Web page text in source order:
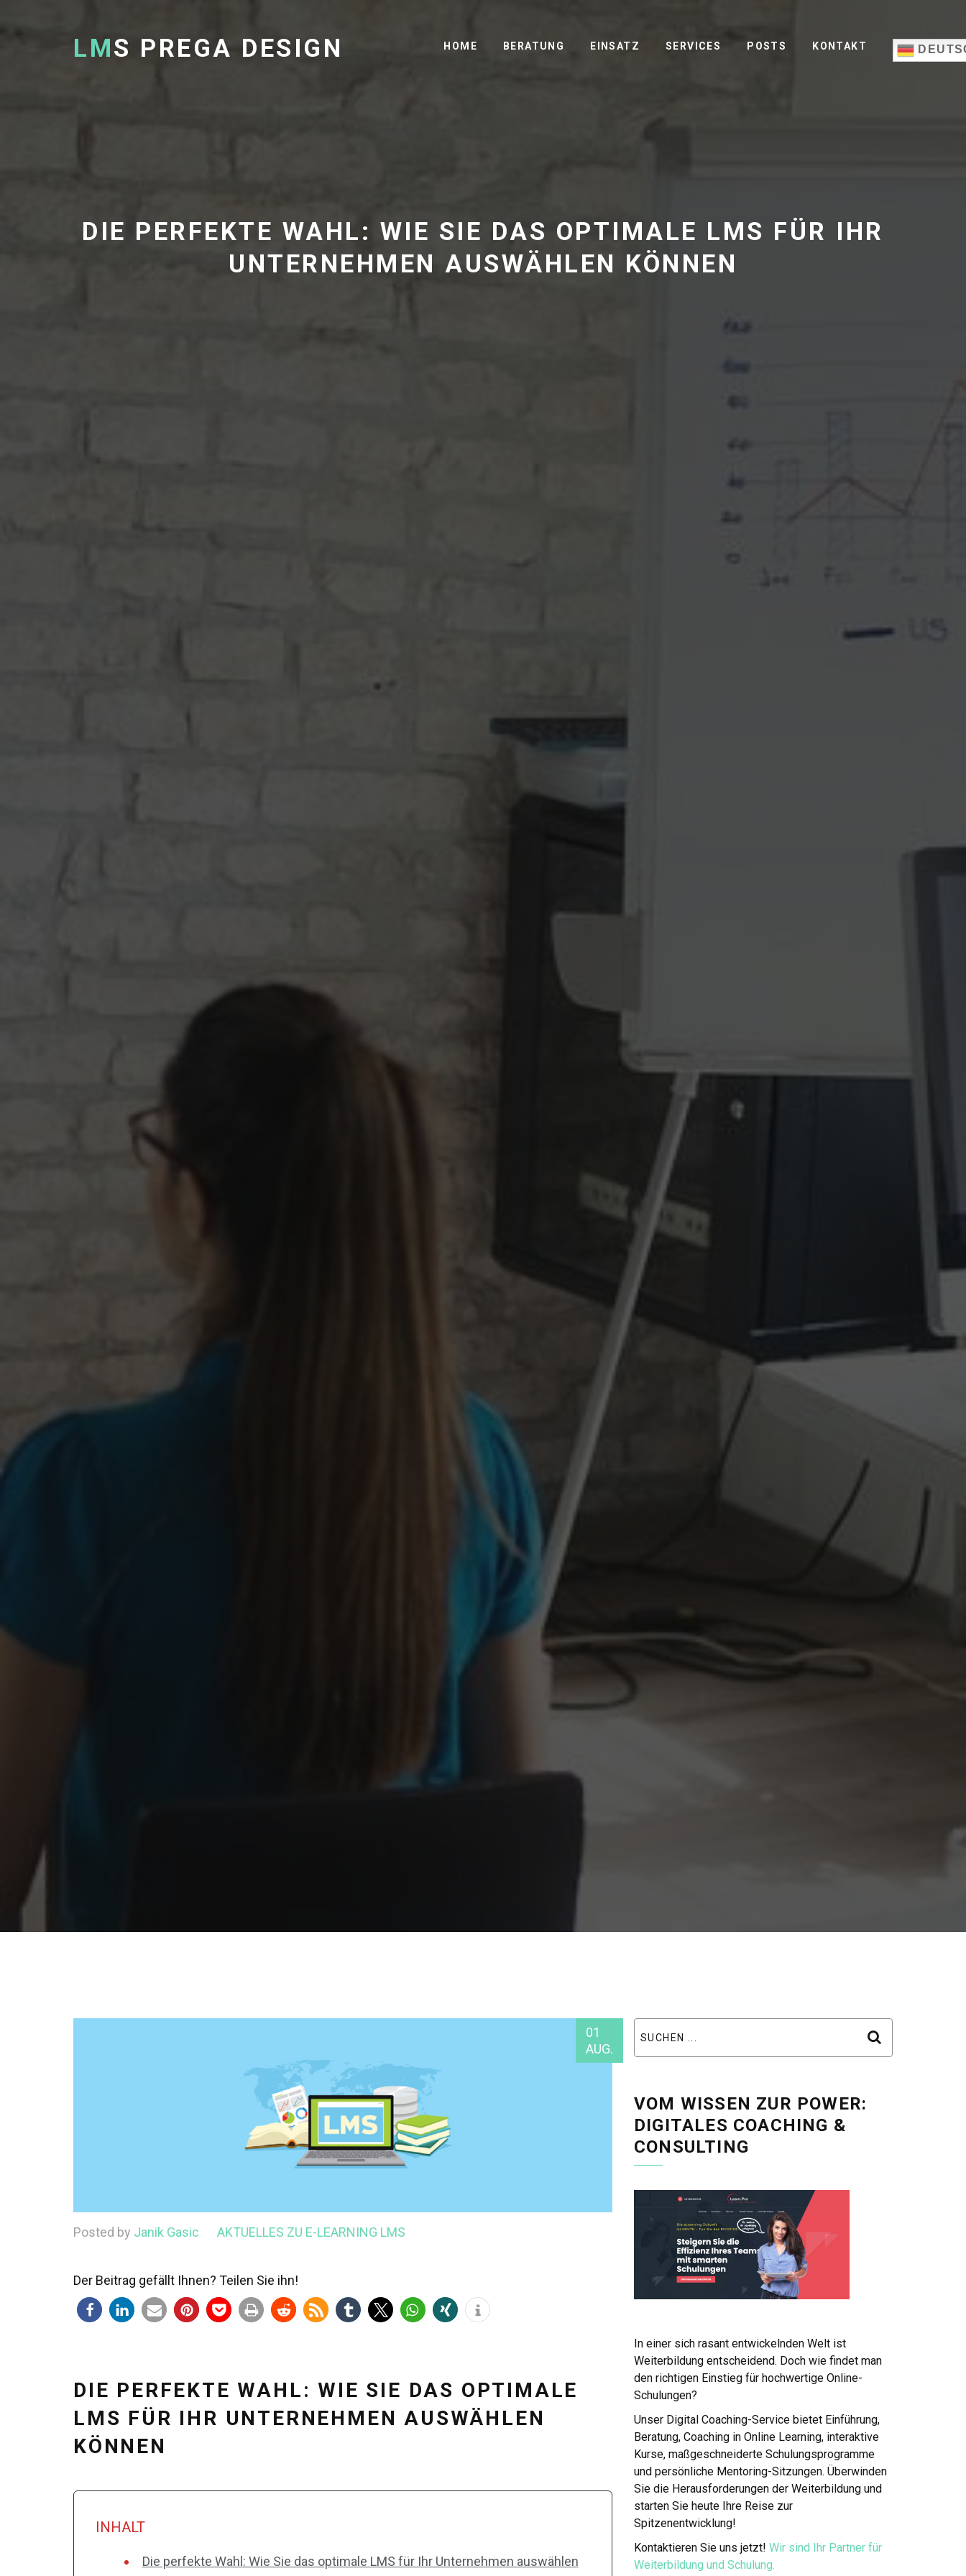
LMS PREGA DESIGN HOME BERATUNG EINSATZ SERVICES POSTS KONTAKT
DIE PERFEKTE WAHL: WIE SIE DAS OPTIMALE LMS FÜR IHR
UNTERNEHMEN AUSWÄHLEN KÖNNEN
01
AUG.
Posted by Janik Gasic AKTUELLES ZU E-LEARNING LMS
Der Beitrag gefällt Ihnen? Teilen Sie ihn!
DIE PERFEKTE WAHL: WIE SIE DAS OPTIMALE
LMS FÜR IHR UNTERNEHMEN AUSWÄHLEN
KÖNNEN
INHALT
Die perfekte Wahl: Wie Sie das optimale LMS für Ihr Unternehmen auswählen
VOM WISSEN ZUR POWER:
DIGITALES COACHING &
CONSULTING
In einer sich rasant entwickelnden Welt ist
Weiterbildung entscheidend. Doch wie findet man
den richtigen Einstieg für hochwertige Online-
Schulungen?
Unser Digital Coaching-Service bietet Einführung,
Beratung, Coaching in Online Learning, interaktive
Kurse, maßgeschneiderte Schulungsprogramme
und persönliche Mentoring-Sitzungen. Überwinden
Sie die Herausforderungen der Weiterbildung und
starten Sie heute Ihre Reise zur
Spitzenentwicklung!
Kontaktieren Sie uns jetzt! Wir sind Ihr Partner für
Weiterbildung und Schulung.